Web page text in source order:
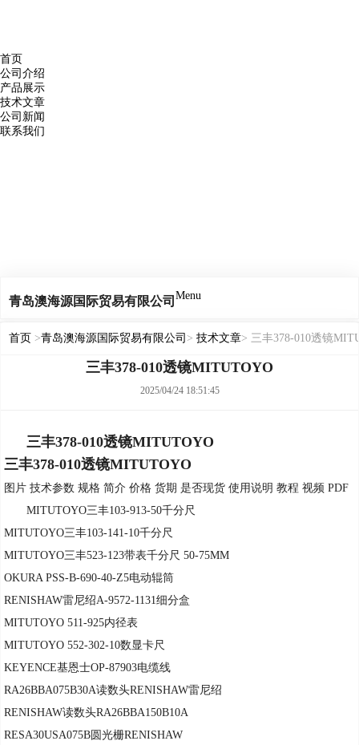
首页
公司介绍
产品展示
技术文章
公司新闻
联系我们
青岛澳海源国际贸易有限公司 Menu
首页 >青岛澳海源国际贸易有限公司 > 技术文章> 三丰378-010透镜
三丰378-010透镜MITUTOYO
2025/04/24 18:51:45
三丰378-010透镜MITUTOYO
三丰378-010透镜MITUTOYO
图片 技术参数 规格 简介 价格 货期 是否现货 使用说明 教程 视频 PDF
MITUTOYO三丰103-913-50千分尺
MITUTOYO三丰103-141-10千分尺
MITUTOYO三丰523-123带表千分尺 50-75MM
OKURA PSS-B-690-40-Z5电动辊筒
RENISHAW雷尼绍A-9572-1131细分盒
MITUTOYO 511-925内径表
MITUTOYO 552-302-10数显卡尺
KEYENCE基恩士OP-87903电缆线
RA26BBA075B30A读数头RENISHAW雷尼绍
RENISHAW读数头RA26BBA150B10A
RESA30USA075B圆光栅RENISHAW